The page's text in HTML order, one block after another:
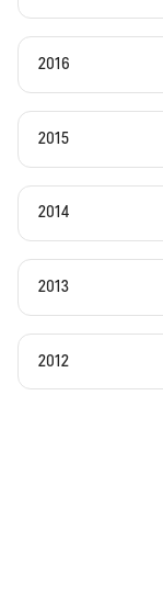
2016
2015
2014
2013
2012